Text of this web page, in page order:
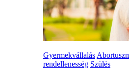
Gyermekvállalás
rendellenesség Szülés